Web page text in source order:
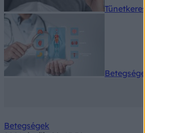
Tünetkereső
Betegségek A-Z
Betegségek